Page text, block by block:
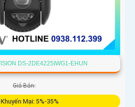
DS-2DE4225IWG1-EHUN
Giá Bán:
Mại: 5%-35%
️